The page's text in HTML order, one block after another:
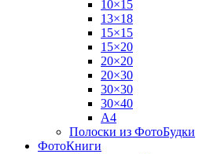
10×15
13×18
15×15
15×20
20×20
20×30
30×30
30×40
A4
Полоски из ФотоБудки
ФотоКниги